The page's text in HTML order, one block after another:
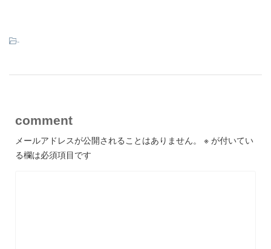
-
comment
メールアドレスが公開されることはありません。 ※ が付いてい
る欄は必須項目です